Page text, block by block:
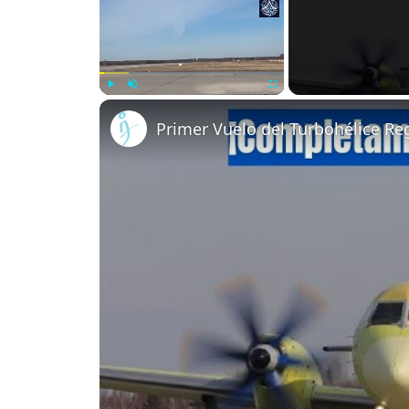
Primer Vuelo del Turbohélice